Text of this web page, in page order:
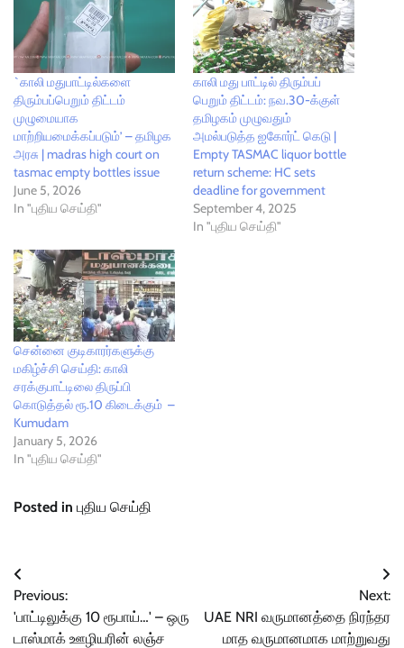
`காலி மதுபாட்டில்களை
திரும்பப்பெறும் திட்டம்
முழுமையாக
மாற்றியமைக்கப்படும்’ – தமிழக
அரசு | madras high court on
tasmac empty bottles issue
June 5, 2026
In "புதிய செய்தி"
காலி மது பாட்டில் திரும்பப்
பெறும் திட்டம்: நவ.30-க்குள்
தமிழகம் முழுவதும்
அமல்படுத்த ஐகோர்ட் கெடு |
Empty TASMAC liquor bottle
return scheme: HC sets
deadline for government
September 4, 2025
In "புதிய செய்தி"
சென்னை குடிகாரர்களுக்கு
மகிழ்ச்சி செய்தி: காலி
சரக்குபாட்டிலை திருப்பி
கொடுத்தல் ரூ.10 கிடைக்கும் –
Kumudam
January 5, 2026
In "புதிய செய்தி"
Posted in புதிய செய்தி
Post
navigation
Previous:
'பாட்டிலுக்கு 10 ரூபாய்…' – ஒரு
டாஸ்மாக் ஊழியரின் லஞ்ச
Next:
UAE NRI வருமானத்தை நிரந்தர
மாத வருமானமாக மாற்றுவது